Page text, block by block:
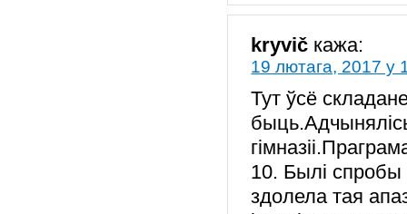
kryvič кажа:
19 лютага, 2017 у
Тут ўсё
10. Былі
здолела тая